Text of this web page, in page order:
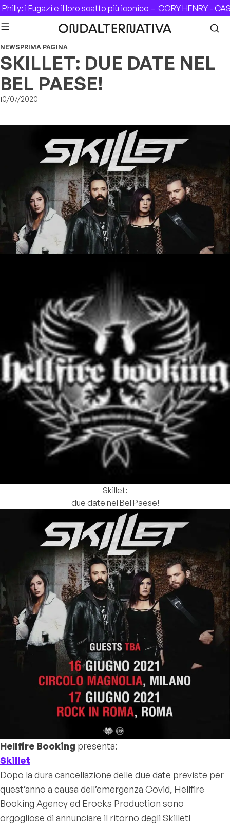
Skip to content
i Fugazi e il loro scatto più iconico –CORY HENRY -
NEWSPRIMA PAGINA
SKILLET: DUE DATE NEL
BEL PAESE!
10/07/2020
Skillet:
due date nel Bel Paese!
Hellfire Booking presenta:
Skillet
Dopo la dura cancellazione delle due date previste per
quest’anno a causa dell’emergenza Covid, Hellfire
Booking Agency ed Erocks Production sono
orgogliose di annunciare il ritorno degli Skillet!